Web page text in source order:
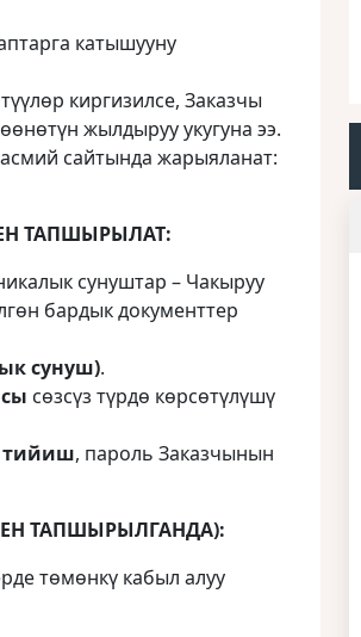
катышууну
киргизилсе, Заказчы
жылдыруу укугуна ээ.
сайтында жарыяланат:
ТАПШЫРЫЛАТ:
сунуштар – Чакыруу
бардык документтер
сунуш).
сөзсүз түрдө көрсөтүлүшү
тийиш, пароль Заказчынын
ТАПШЫРЫЛГАНДА):
төмөнкү кабыл алуу